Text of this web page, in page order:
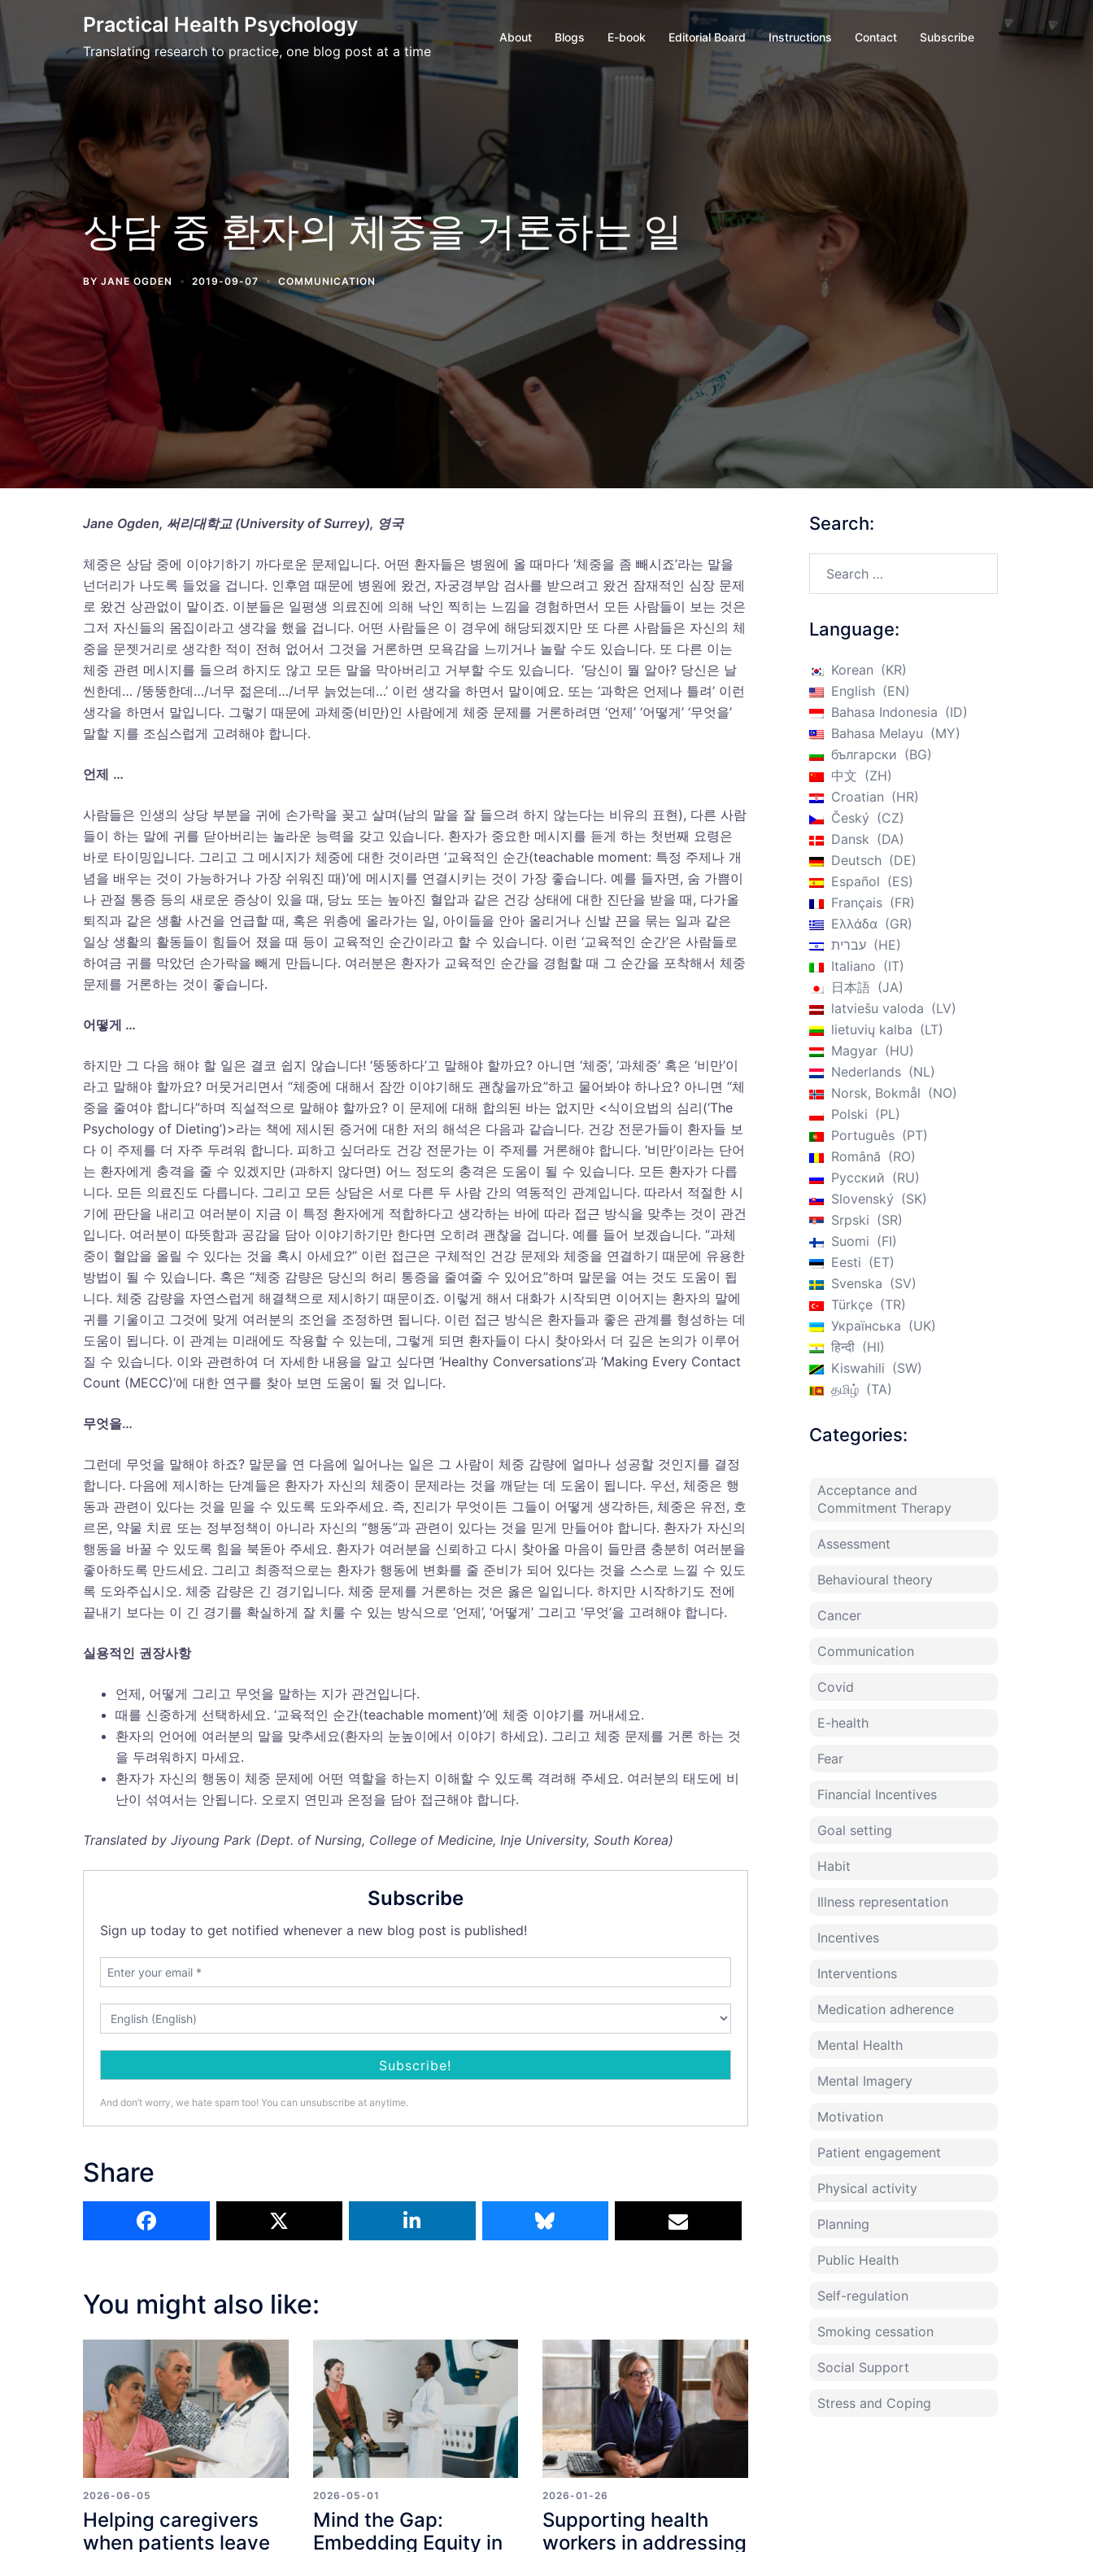
Practical Health Psychology
Translating research to practice, one blog post at a time
About Blogs E-book Editorial Board Instructions Contact Subscribe
상담 중 환자의 체중을 거론하는 일
BY JANE OGDEN 2019-09-07 COMMUNICATION
Jane Ogden, 써리대학교 (University of Surrey), 영국
체중은 상담 중에 이야기하기 까다로운 문제입니다. 어떤 환자들은 병원에 올 때마다 ‘체중을 좀 빼시죠’라는 말을
넌더리가 나도록 들었을 겁니다. 인후염 때문에 병원에 왔건, 자궁경부암 검사를 받으려고 왔건 잠재적인 심장 문제
로 왔건 상관없이 말이죠. 이분들은 일평생 의료진에 의해 낙인 찍히는 느낌을 경험하면서 모든 사람들이 보는 것은
그저 자신들의 몸집이라고 생각을 했을 겁니다. 어떤 사람들은 이 경우에 해당되겠지만 또 다른 사람들은 자신의 체
중을 문젯거리로 생각한 적이 전혀 없어서 그것을 거론하면 모욕감을 느끼거나 놀랄 수도 있습니다. 또 다른 이는
체중 관련 메시지를 들으려 하지도 않고 모든 말을 막아버리고 거부할 수도 있습니다. ‘당신이 뭘 알아? 당신은 날
씬한데… /뚱뚱한데…/너무 젊은데…/너무 늙었는데…’ 이런 생각을 하면서 말이예요. 또는 ‘과학은 언제나 틀려’ 이런
생각을 하면서 말입니다. 그렇기 때문에 과체중(비만)인 사람에게 체중 문제를 거론하려면 ‘언제’ ‘어떻게’ ‘무엇을’
말할 지를 조심스럽게 고려해야 합니다.
언제 …
사람들은 인생의 상당 부분을 귀에 손가락을 꽂고 살며(남의 말을 잘 들으려 하지 않는다는 비유의 표현), 다른 사람
들이 하는 말에 귀를 닫아버리는 놀라운 능력을 갖고 있습니다. 환자가 중요한 메시지를 듣게 하는 첫번째 요령은
바로 타이밍입니다. 그리고 그 메시지가 체중에 대한 것이라면 ‘교육적인 순간(teachable moment: 특정 주제나 개
념을 배우는 것이 가능하거나 가장 쉬워진 때)’에 메시지를 연결시키는 것이 가장 좋습니다. 예를 들자면, 숨 가쁨이
나 관절 통증 등의 새로운 증상이 있을 때, 당뇨 또는 높아진 혈압과 같은 건강 상태에 대한 진단을 받을 때, 다가올
퇴직과 같은 생활 사건을 언급할 때, 혹은 위층에 올라가는 일, 아이들을 안아 올리거나 신발 끈을 묶는 일과 같은
일상 생활의 활동들이 힘들어 졌을 때 등이 교육적인 순간이라고 할 수 있습니다. 이런 ‘교육적인 순간’은 사람들로
하여금 귀를 막았던 손가락을 빼게 만듭니다. 여러분은 환자가 교육적인 순간을 경험할 때 그 순간을 포착해서 체중
문제를 거론하는 것이 좋습니다.
어떻게 …
하지만 그 다음 해야 할 일은 결코 쉽지 않습니다! ‘뚱뚱하다’고 말해야 할까요? 아니면 ‘체중’, ‘과체중’ 혹은 ‘비만’이
라고 말해야 할까요? 머뭇거리면서 “체중에 대해서 잠깐 이야기해도 괜찮을까요”하고 물어봐야 하나요? 아니면 “체
중을 줄여야 합니다”하며 직설적으로 말해야 할까요? 이 문제에 대해 합의된 바는 없지만 <식이요법의 심리(‘The
Psychology of Dieting’)>라는 책에 제시된 증거에 대한 저의 해석은 다음과 같습니다. 건강 전문가들이 환자들 보
다 이 주제를 더 자주 두려워 합니다. 피하고 싶더라도 건강 전문가는 이 주제를 거론해야 합니다. ‘비만’이라는 단어
는 환자에게 충격을 줄 수 있겠지만 (과하지 않다면) 어느 정도의 충격은 도움이 될 수 있습니다. 모든 환자가 다릅
니다. 모든 의료진도 다릅니다. 그리고 모든 상담은 서로 다른 두 사람 간의 역동적인 관계입니다. 따라서 적절한 시
기에 판단을 내리고 여러분이 지금 이 특정 환자에게 적합하다고 생각하는 바에 따라 접근 방식을 맞추는 것이 관건
입니다. 여러분이 따뜻함과 공감을 담아 이야기하기만 한다면 오히려 괜찮을 겁니다. 예를 들어 보겠습니다. “과체
중이 혈압을 올릴 수 있다는 것을 혹시 아세요?” 이런 접근은 구체적인 건강 문제와 체중을 연결하기 때문에 유용한
방법이 될 수 있습니다. 혹은 “체중 감량은 당신의 허리 통증을 줄여줄 수 있어요”하며 말문을 여는 것도 도움이 됩
니다. 체중 감량을 자연스럽게 해결책으로 제시하기 때문이죠. 이렇게 해서 대화가 시작되면 이어지는 환자의 말에
귀를 기울이고 그것에 맞게 여러분의 조언을 조정하면 됩니다. 이런 접근 방식은 환자들과 좋은 관계를 형성하는 데
도움이 됩니다. 이 관계는 미래에도 작용할 수 있는데, 그렇게 되면 환자들이 다시 찾아와서 더 깊은 논의가 이루어
질 수 있습니다. 이와 관련하여 더 자세한 내용을 알고 싶다면 ‘Healthy Conversations’과 ‘Making Every Contact
Count (MECC)’에 대한 연구를 찾아 보면 도움이 될 것 입니다.
무엇을…
그런데 무엇을 말해야 하죠? 말문을 연 다음에 일어나는 일은 그 사람이 체중 감량에 얼마나 성공할 것인지를 결정
합니다. 다음에 제시하는 단계들은 환자가 자신의 체중이 문제라는 것을 깨닫는 데 도움이 됩니다. 우선, 체중은 행
동과 관련이 있다는 것을 믿을 수 있도록 도와주세요. 즉, 진리가 무엇이든 그들이 어떻게 생각하든, 체중은 유전, 호
르몬, 약물 치료 또는 정부정책이 아니라 자신의 “행동”과 관련이 있다는 것을 믿게 만들어야 합니다. 환자가 자신의
행동을 바꿀 수 있도록 힘을 북돋아 주세요. 환자가 여러분을 신뢰하고 다시 찾아올 마음이 들만큼 충분히 여러분을
좋아하도록 만드세요. 그리고 최종적으로는 환자가 행동에 변화를 줄 준비가 되어 있다는 것을 스스로 느낄 수 있도
록 도와주십시오. 체중 감량은 긴 경기입니다. 체중 문제를 거론하는 것은 옳은 일입니다. 하지만 시작하기도 전에
끝내기 보다는 이 긴 경기를 확실하게 잘 치룰 수 있는 방식으로 ‘언제’, ‘어떻게’ 그리고 ‘무엇’을 고려해야 합니다.
실용적인 권장사항
언제, 어떻게 그리고 무엇을 말하는 지가 관건입니다.
때를 신중하게 선택하세요. ‘교육적인 순간(teachable moment)’에 체중 이야기를 꺼내세요.
환자의 언어에 여러분의 말을 맞추세요(환자의 눈높이에서 이야기 하세요). 그리고 체중 문제를 거론 하는 것
을 두려워하지 마세요.
환자가 자신의 행동이 체중 문제에 어떤 역할을 하는지 이해할 수 있도록 격려해 주세요. 여러분의 태도에 비
난이 섞여서는 안됩니다. 오로지 연민과 온정을 담아 접근해야 합니다.
Translated by Jiyoung Park (Dept. of Nursing, College of Medicine, Inje University, South Korea)
Subscribe
Sign up today to get notified whenever a new blog post is published!
And don’t worry, we hate spam too! You can unsubscribe at anytime.
Share
You might also like:
2026-06-05
Helping caregivers
when patients leave
2026-05-01
Mind the Gap:
Embedding Equity in
2026-01-26
Supporting health
workers in addressing
Search:
Language:
Korean
KR
English
EN
Bahasa Indonesia
ID
Bahasa Melayu
MY
български
BG
中文
ZH
Croatian
HR
Český
CZ
Dansk
DA
Deutsch
DE
Español
ES
Français
FR
Ελλάδα
GR
עברית
HE
Italiano
IT
日本語
JA
latviešu valoda
LV
lietuvių kalba
LT
Magyar
HU
Nederlands
NL
Norsk, Bokmål
NO
Polski
PL
Português
PT
Română
RO
Русский
RU
Slovenský
SK
Srpski
SR
Suomi
FI
Eesti
ET
Svenska
SV
Türkçe
TR
Українська
UK
हिन्दी
HI
Kiswahili
SW
தமிழ்
TA
Categories:
Acceptance and
Commitment Therapy
Assessment
Behavioural theory
Cancer
Communication
Covid
E-health
Fear
Financial Incentives
Goal setting
Habit
Illness representation
Incentives
Interventions
Medication adherence
Mental Health
Mental Imagery
Motivation
Patient engagement
Physical activity
Planning
Public Health
Self-regulation
Smoking cessation
Social Support
Stress and Coping